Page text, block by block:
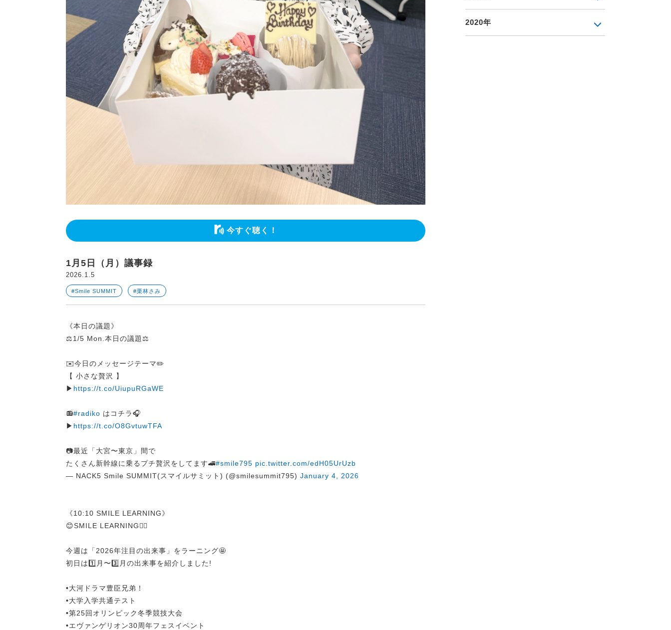
今すぐ聴く！
1月5日（月）議事録
2026.1.5
#Smile SUMMIT #栗林さみ
《本日の議題》
⚖️1/5 Mon.本日の議題⚖️
✉️今日のメッセージテーマ✏️
【 小さな贅沢 】
▶ https://t.co/UiupuRGaWE
📻#radiko はコチラ🎧
▶ https://t.co/O8GvtuwTFA
📷最近「大宮〜東京」間で
たくさん新幹線に乗るプチ贅沢をしてます🚄#smile795 pic.twitter.com/edH05UrUzb
— NACK5 Smile SUMMIT(スマイルサミット) (@smilesummit795) January 4, 2026
《10:10 SMILE LEARNING》
😊SMILE LEARNING✍🏻
今週は「2026年注目の出来事」をラーニング🤩
初日は1️⃣月〜3️⃣月の出来事を紹介しました!
•大河ドラマ豊臣兄弟！
•大学入学共通テスト
•第25回オリンピック冬季競技大会
•エヴァンゲリオン30周年フェスイベント
2020年